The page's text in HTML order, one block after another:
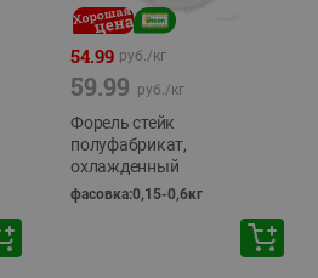
54.99 руб./кг
59.99 руб./кг
Форель стейк
полуфабрикат,
охлажденный
фасовка:0,15-0,6кг